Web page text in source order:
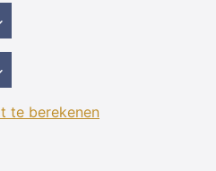
te berekenen